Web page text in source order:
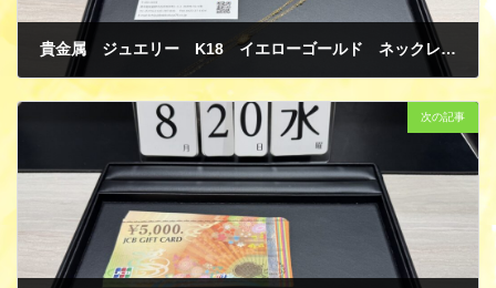
貴金属 ジュエリー K18 イエローゴールド ネックレス 買取
8月 22, 2025
次の記事